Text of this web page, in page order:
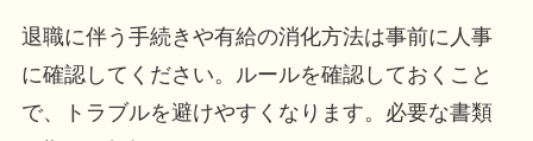
退職に伴う手続きや有給の消化方法は事前に人事
に確認してください。ルールを確認しておくこと
で、トラブルを避けやすくなります。必要な書類